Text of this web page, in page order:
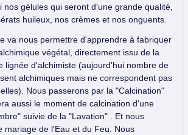
nos gélules qui seront d'une grande qualité,
huileux, nos crèmes et nos onguents.
va nous permettre d'apprendre à fabriquer
végétal, directement issu de la
lignée d'alchimiste (aujourd'hui nombre de
alchimiques mais ne correspondent pas
Nous passerons par la "Calcination"
aussi le moment de calcination d'une
suivie de la "Lavation" . Et nous
mariage de l'Eau et du Feu. Nous